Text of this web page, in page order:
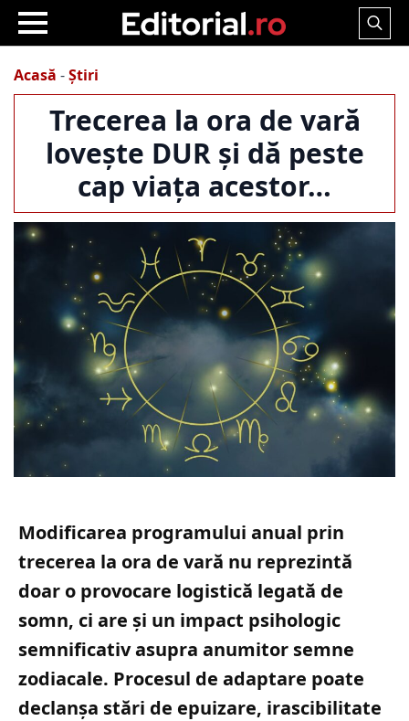
Search
Acasă -Știri
Trecerea la ora de vară
lovește DUR și dă peste
cap viața acestor…
Modificarea programului anual prin
trecerea la ora de vară nu reprezintă
doar o provocare logistică legată de
somn, ci are și un impact psihologic
semnificativ asupra anumitor semne
zodiacale. Procesul de adaptare poate
declanșa stări de epuizare, irascibilitate